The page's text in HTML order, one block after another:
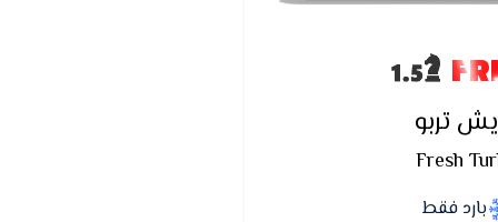
تربو
Fresh
بارد فقط